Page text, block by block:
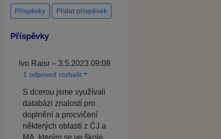
Příspěvky Přidat příspěvek
Příspěvky
Ivo Raisr – 3.5.2023 09:08
1 odpoveď rozbalit
S dcerou jsme využívali
databázi znalostí pro
doplnění a procvičení
některých oblastí z ČJ a
MA, kterým se ve škole